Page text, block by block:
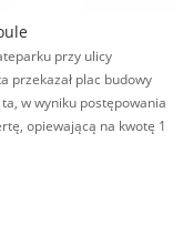
przy ulicy
przekazał plac budowy
w wyniku postępowania
opiewającą na kwotę 1